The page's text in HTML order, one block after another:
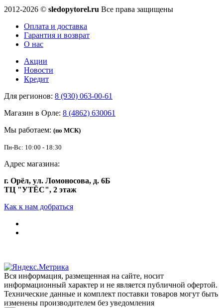
2012-2026 © sledopytorel.ru Все права защищены
Оплата и доставка
Гарантия и возврат
О нас
Акции
Новости
Кредит
Для регионов: 8 (930) 063-00-61
Магазин в Орле: 8 (4862) 630061
Мы работаем: (по МСК)
Пн-Вс: 10:00 - 18:30
Адрес магазина:
г. Орёл, ул. Ломоносова, д. 6Б
ТЦ "УТЁС", 2 этаж
Как к нам добраться
Вся информация, размещенная на сайте, носит
информационный характер и не является публичной офертой.
Технические данные и комплект поставки товаров могут быть
изменены производителем без уведомления